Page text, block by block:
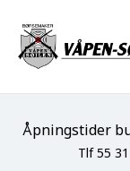
Åpningstider
Tlf 55